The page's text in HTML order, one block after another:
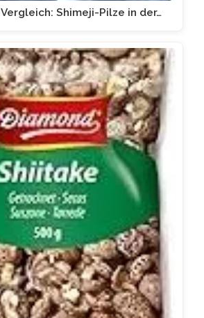
Shimeji-Pilze in der…